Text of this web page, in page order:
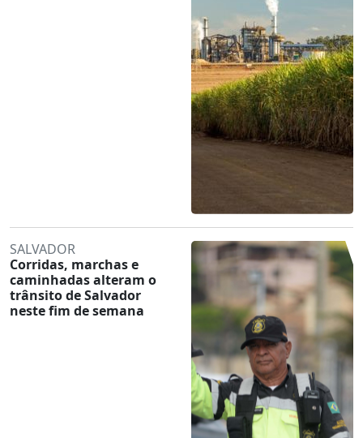
SALVADOR
Corridas, marchas e
caminhadas alteram o
trânsito de Salvador
neste fim de semana